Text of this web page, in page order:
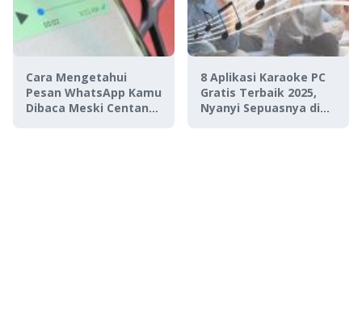
Cara Mengetahui
Pesan WhatsApp Kamu
Dibaca Meski Centang
8 Aplikasi Karaoke PC
Gratis Terbaik 2025,
Nyanyi Sepuasnya di